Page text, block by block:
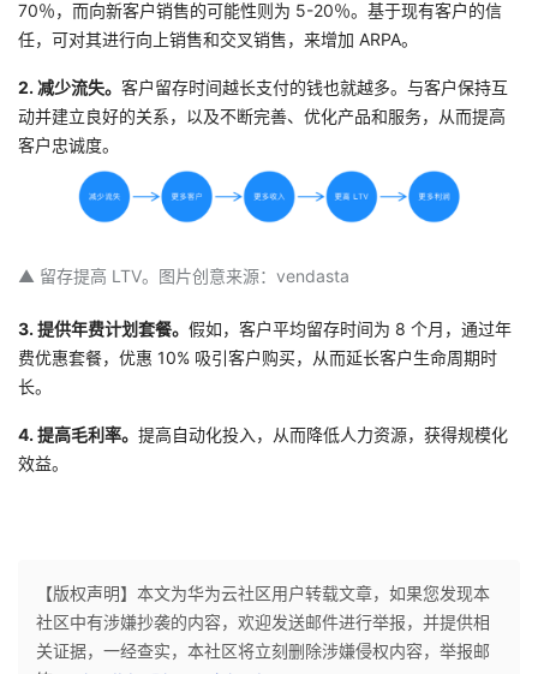
藏
70％，而向新客户销售的可能性则为 5-20％。基于现有客户的信
任，可对其进行向上销售和交叉销售，来增加 ARPA。
2. 减少流失。 客户留存时间越长支付的钱也就越多。与客户保持互
动并建立良好的关系，以及不断完善、优化产品和服务，从而提高
客户忠诚度。
▲ 留存提高 LTV。图片创意来源：vendasta
3. 提供年费计划套餐。 假如，客户平均留存时间为 8 个月，通过年
费优惠套餐，优惠 10% 吸引客户购买，从而延长客户生命周期时
长。
4. 提高毛利率。 提高自动化投入，从而降低人力资源，获得规模化
效益。
【版权声明】本文为华为云社区用户转载文章，如果您发现本
社区中有涉嫌抄袭的内容，欢迎发送邮件进行举报，并提供相
关证据，一经查实，本社区将立刻删除涉嫌侵权内容，举报邮